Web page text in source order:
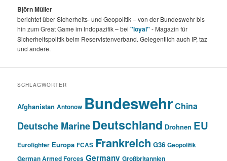
Björn Müller
berichtet über Sicherheits- und Geopolitik – von der Bundeswehr bis
hin zum Great Game im Indopazifik – bei"loyal" - Magazin für
Sicherheitspolitik beim Reservistenverband. Gelegentlich auch IP, taz
und andere.
SCHLAGWÖRTER
Afghanistan Antonow BundeswehrChina
Deutsche MarineDeutschland Drohnen EU
Eurofighter Europa FCAS Frankreich G36 Geopolitik
German Armed Forces Germany Großbritannien